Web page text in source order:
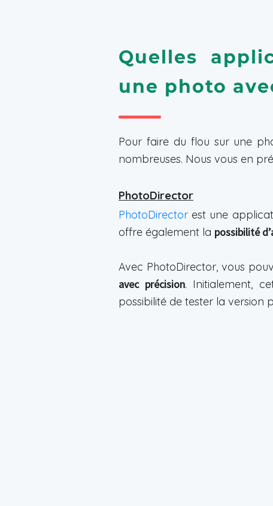
Quelles
une photo
Pour faire du flou sur une
nombreuses. Nous vous en
PhotoDirector
PhotoDirector est une
offre également la possibilité
Avec PhotoDirector, vous
avec précision. Initialement,
possibilité de tester la version